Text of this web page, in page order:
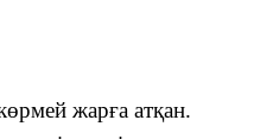
жарға атқан.